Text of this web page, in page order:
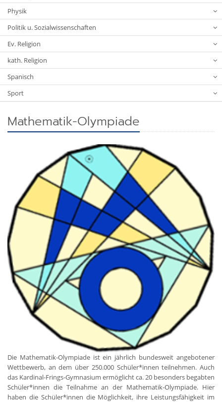
Physik
Politik u. Sozialwissenschaften
Ev. Religion
kath. Religion
Spanisch
Sport
Mathematik-Olympiade
Die Mathematik-Olympiade ist ein jährlich bundesweit angebotener
Wettbewerb, an dem über 250.000 Schüler*innen teilnehmen. Auch
das Kardinal-Frings-Gymnasium ermöglicht ca. 20 besonders begabten
Schüler*innen die Teilnahme an der Mathematik-Olympiade. Hier
haben die Schüler*innen die Möglichkeit, ihre Leistungsfähigkeit im